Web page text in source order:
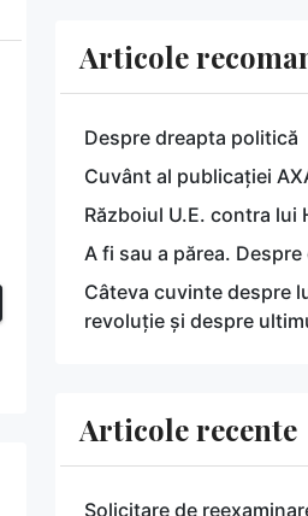
Articole
Despre dreapta politică
Cuvânt al publicației
Războiul U.E. contra lui
A fi sau a părea.
Câteva cuvinte despre
revoluție și despre
Articole recente
Solicitare de